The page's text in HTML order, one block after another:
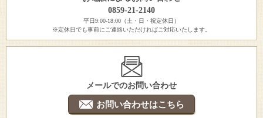
0859-21-2140
平日9:00-18:00（土・日・祝定休日）
※定休日でも事前にご連絡いただければご対応いたします。
メールでのお問い合わせ
お問い合わせはこちら